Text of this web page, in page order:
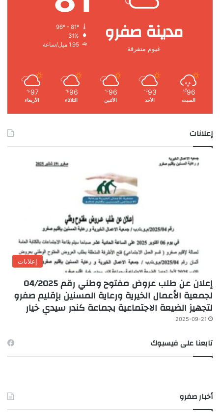
مدينة صفرو
غيوم متفرقة
31%
1.95 ميل/ساعة
96
℉
السبت
93
℉
الأحد
96
℉
الأثنين
96
℉
الثلاثاء
97
℉
الأربعاء
إعلانات
إعلانات
إعلان عن طلب عروض مفتوح وطني رقم 04/2025
لجمعية الأعمال الخيرية ورعاية المسنين بإقليم صفرو
لتجهيز الضيعة الاجتماعية بجماعة كندر سيدي خيار
2025-09-21
تابعنا على فيسبوك
أخبار صفرو